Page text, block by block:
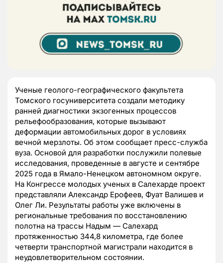
Ученые геолого-географического факультета
Томского госуниверситета создали методику
ранней диагностики экзогенных процессов
рельефообразования, которые вызывают
деформации автомобильных дорог в условиях
вечной мерзлоты. Об этом сообщает пресс-служба
вуза. Основой для разработки послужили полевые
исследования, проведенные в августе и сентябре
2025 года в Ямало-Ненецком автономном округе.
На Конгрессе молодых ученых в Салехарде проект
представляли Александр Ерофеев, Фуат Валишев и
Олег Ли. Результаты работы уже включены в
региональные требования по восстановлению
полотна на трассы Надым — Салехард
протяженностью 344,8 километра, где более
четверти транспортной магистрали находится в
неудовлетворительном состоянии.